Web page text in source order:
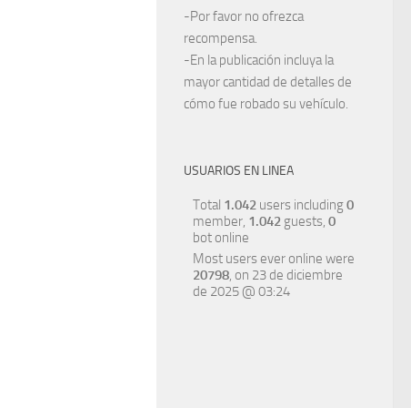
-Por favor no ofrezca
recompensa.
-En la publicación incluya la
mayor cantidad de detalles de
cómo fue robado su vehículo.
USUARIOS EN LINEA
Total 1.042 users including0
member, 1.042 guests, 0
bot online
Most users ever online were
20798, on 23 de diciembre
de 2025 @ 03:24